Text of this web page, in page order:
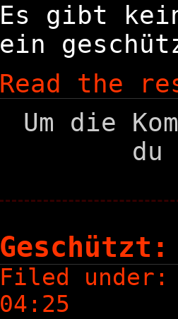
Es gibt
ein
Read the
Um die
du
Filed
04:25